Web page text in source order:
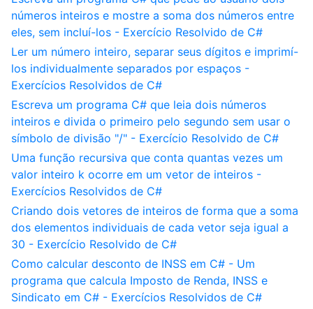
números inteiros e mostre a soma dos números entre
eles, sem incluí-los - Exercício Resolvido de C#
Ler um número inteiro, separar seus dígitos e imprimí-
los individualmente separados por espaços -
Exercícios Resolvidos de C#
Escreva um programa C# que leia dois números
inteiros e divida o primeiro pelo segundo sem usar o
símbolo de divisão "/" - Exercício Resolvido de C#
Uma função recursiva que conta quantas vezes um
valor inteiro k ocorre em um vetor de inteiros -
Exercícios Resolvidos de C#
Criando dois vetores de inteiros de forma que a soma
dos elementos individuais de cada vetor seja igual a
30 - Exercício Resolvido de C#
Como calcular desconto de INSS em C# - Um
programa que calcula Imposto de Renda, INSS e
Sindicato em C# - Exercícios Resolvidos de C#